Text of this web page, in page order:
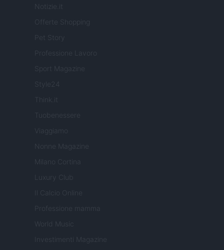
Notizie.it
Offerte Shopping
Professione Lavoro
Sport Magazine
Style24
Think.it
Tuobenessere
Viaggiamo
Nonne Magazine
Milano Cortina
Luxury Club
Il Calcio Online
Professione mamma
World Music
Investimenti Magazine